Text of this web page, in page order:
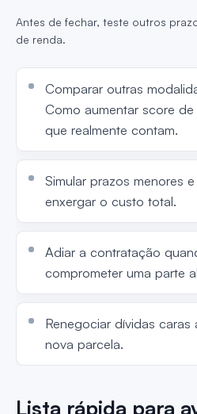
Antes de fechar, teste outros
de renda.
Comparar outras
Como aumentar score
que realmente contam.
Simular prazos menores
enxergar o custo total.
Adiar a contratação
comprometer uma parte
Renegociar dívidas caras
nova parcela.
Lista rápida para